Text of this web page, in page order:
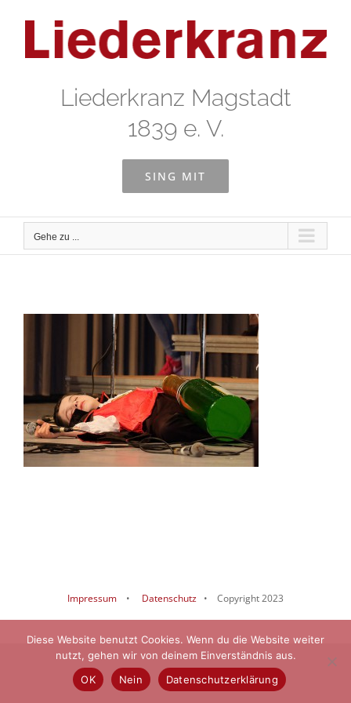
springen
Liederkranz Magstadt
1839 e. V.
SING MIT
Gehe zu ...
Impressum • Datenschutz • Copyright 2023
Diese Website benutzt Cookies. Wenn du die Website weiter
nutzt, gehen wir von deinem Einverständnis aus.
OK
Nein Datenschutzerklärung